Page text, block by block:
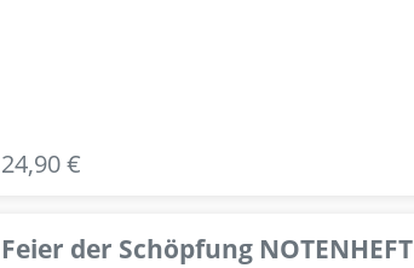
24,90 €
Feier der Schöpfung NOTENHEFT